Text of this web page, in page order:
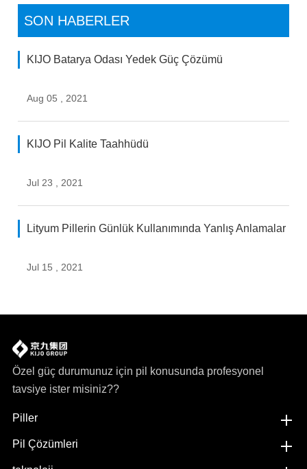
SON HABERLER
KIJO Batarya Odası Yedek Güç Çözümü
Aug 05 , 2021
KIJO Pil Kalite Taahhüdü
Jul 23 , 2021
Lityum Pillerin Günlük Kullanımında Yanlış Anlamalar
Jul 15 , 2021
Özel güç durumunuz için pil konusunda profesyonel
tavsiye ister misiniz??
Piller
Pil Çözümleri